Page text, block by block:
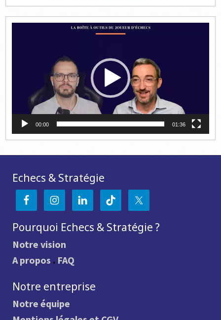
00:00 01:36
Echecs & Stratégie
Pourquoi Echecs & Stratégie ?
Notre vision
A propos . FAQ
Notre entreprise
Notre équipe